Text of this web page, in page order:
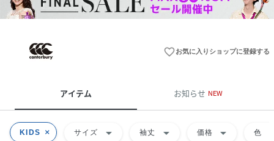
favorite_borderお気に入りショップに登録する
アイテム お知らせ NEW
KIDS サイズ arrow_drop_down 袖丈 arrow_drop_down 価格 arrow_drop_down 色